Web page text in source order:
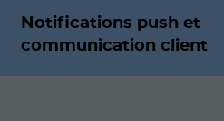
Notifications push et
communication client